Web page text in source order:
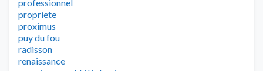
professionnel
propriete
proximus
puy du fou
radisson
renaissance